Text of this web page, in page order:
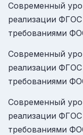
Современный
реализации
требованиями
Современный
реализации
требованиями
Современный
реализации
требованиями